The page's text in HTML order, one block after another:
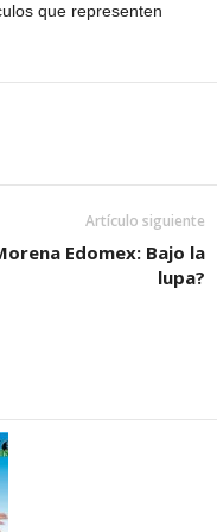
que representen
Artículo siguiente
Edomex: Bajo la
lupa?